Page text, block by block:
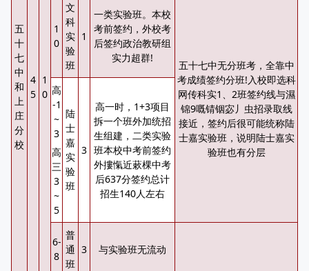
五
十
七
中
和
上
庄
分
校
4
5
1
0
1
0
文
科
实
验
班
1
一类实验班。本校
考前签约，外校考
后签约政治教研组
实力超群!
五十七中无分班考，全靠中
考成绩签约分班!入校即选科
网传科实1、2班签约线与濕
锦9嘅锖铟宓丿虫招录取线
接近，签约后很可能统称陆
士嘉实验班，说明陆士嘉实
验班也有分层
高
-1
~
3
高
三
3
~
5
陆
士
嘉
实
验
班
3
高一时，1+3项目
拆一个班外加统招
生组建，二类实验
班本校中考前签约
外摟愾近蔌棵中考
后637分签约总计
招生140人左右
6-
8
普
通
班
3 与实验班无流动